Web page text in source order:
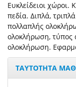
Ευκλείδειοι
πεδία. Διπλά,
πολλαπλής
ολοκλήρωση, τύπος
ολοκλήρωση.
ΤΑΥΤΟΤΗΤΑ